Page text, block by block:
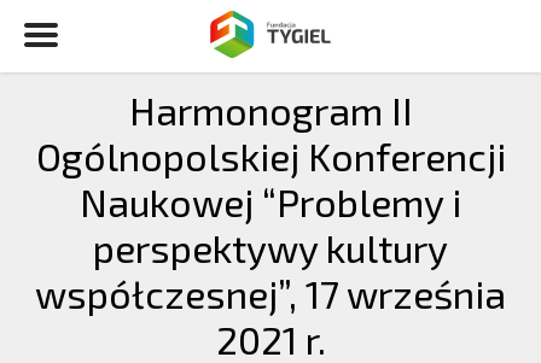
Harmonogram II
Ogólnopolskiej Konferencji
Naukowej “Problemy i
perspektywy kultury
współczesnej”, 17 września
2021 r.